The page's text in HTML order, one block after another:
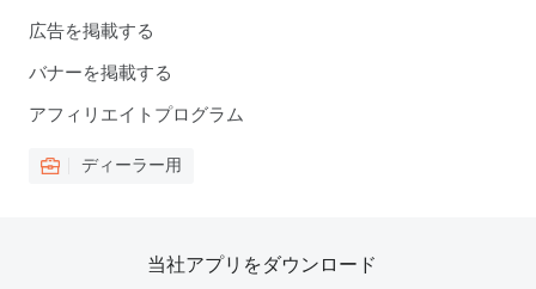
広告を掲載する
バナーを掲載する
アフィリエイトプログラム
ディーラー用
当社アプリをダウンロード